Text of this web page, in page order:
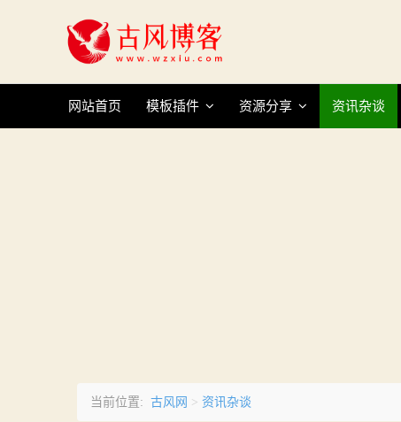
网站首页 模板插件 资源分享 资讯杂谈
当前位置: 古风网 > 资讯杂谈